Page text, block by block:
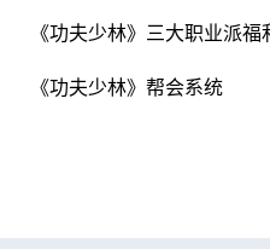
《功夫少林》三大职业派福
《功夫少林》帮会系统